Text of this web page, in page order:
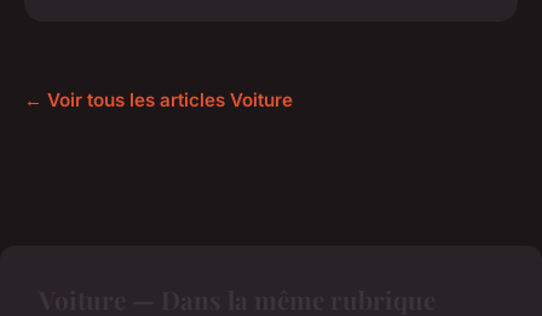
← Voir tous les articles Voiture